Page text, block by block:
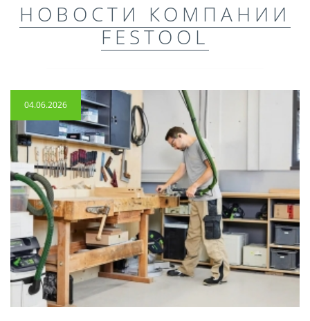
НОВОСТИ КОМПАНИИ
FESTOOL
04.06.2026